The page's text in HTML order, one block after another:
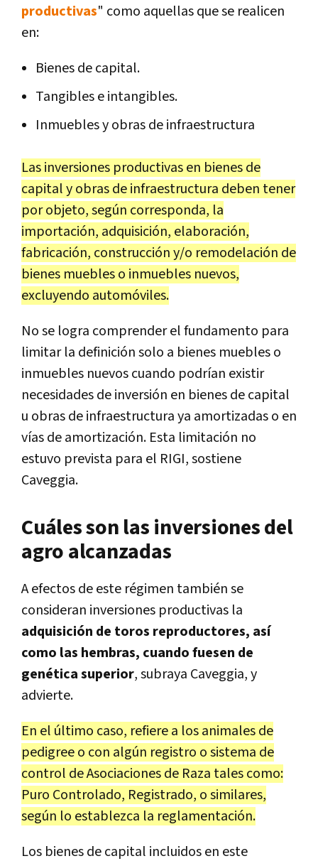
productivas" como aquellas que se realicen
en:
Bienes de capital.
Tangibles e intangibles.
Inmuebles y obras de infraestructura
Las inversiones productivas en bienes de
capital y obras de infraestructura deben tener
por objeto, según corresponda, la
importación, adquisición, elaboración,
fabricación, construcción y/o remodelación de
bienes muebles o inmuebles nuevos,
excluyendo automóviles.
No se logra comprender el fundamento para
limitar la definición solo a bienes muebles o
inmuebles nuevos cuando podrían existir
necesidades de inversión en bienes de capital
u obras de infraestructura ya amortizadas o en
vías de amortización. Esta limitación no
estuvo prevista para el RIGI, sostiene
Caveggia.
Cuáles son las inversiones del
agro alcanzadas
A efectos de este régimen también se
consideran inversiones productivas la
adquisición de toros reproductores, así
como las hembras, cuando fuesen de
genética superior, subraya Caveggia, y
advierte.
En el último caso, refiere a los animales de
pedigree o con algún registro o sistema de
control de Asociaciones de Raza tales como:
Puro Controlado, Registrado, o similares,
según lo establezca la reglamentación.
Los bienes de capital incluidos en este